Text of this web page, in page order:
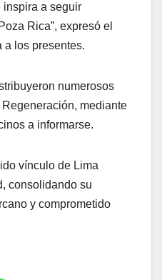
inspira a seguir
Rica”, expresó el
a los presentes.
numerosos
mediante
a informarse.
vínculo de Lima
consolidando su
y comprometido